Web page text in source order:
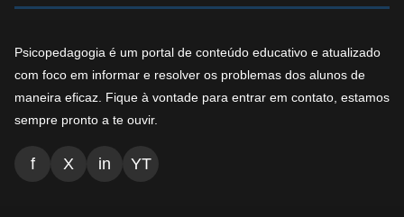
Psicopedagogia é um portal de conteúdo educativo e atualizado
com foco em informar e resolver os problemas dos alunos de
maneira eficaz. Fique à vontade para entrar em contato, estamos
sempre pronto a te ouvir.
f X in YT